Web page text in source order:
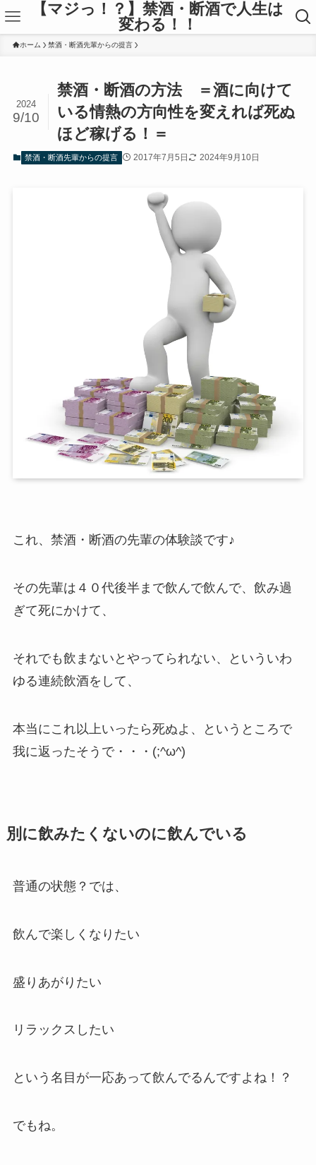
【マジっ！？】禁酒・断酒で人生は
変わる！！
ホーム 禁酒・断酒先輩からの提言
禁酒・断酒の方法 ＝酒に向けて
いる情熱の方向性を変えれば死ぬ
ほど稼げる！＝
2024
9/10
禁酒・断酒先輩からの提言 2017年7月5日 2024年9月10日
これ、禁酒・断酒の先輩の体験談です♪
その先輩は４０代後半まで飲んで飲んで、飲み過
ぎて死にかけて、
それでも飲まないとやってられない、といういわ
ゆる連続飲酒をして、
本当にこれ以上いったら死ぬよ、というところで
我に返ったそうで・・・(;^ω^)
別に飲みたくないのに飲んでいる
普通の状態？では、
飲んで楽しくなりたい
盛りあがりたい
リラックスしたい
という名目が一応あって飲んでるんですよね！？
でもね。